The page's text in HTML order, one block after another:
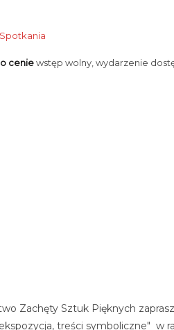
Spotkania
ceniewstęp wolny, wydarzenie
Zachęty Sztuk Pięknych
treści symboliczne" w